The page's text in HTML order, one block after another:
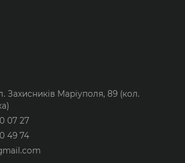
Захисників Маріуполя, 89 (кол.
07 27
49 74